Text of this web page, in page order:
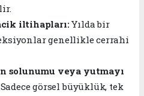
iltihapları:Yılda bir
genellikle cerrahi
solunumu veya yutmayı
görsel büyüklük, tek